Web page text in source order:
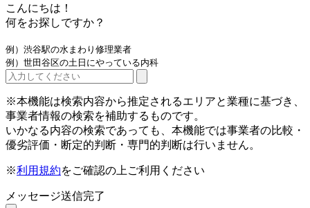
こんにちは！
何をお探しですか？
例）渋谷駅の水まわり修理業者
例）世田谷区の土日にやっている内科
※本機能は検索内容から推定されるエリアと業種に基づき、
事業者情報の検索を補助するものです。
いかなる内容の検索であっても、本機能では事業者の比較・
優劣評価・断定的判断・専門的判断は行いません。
※利用規約をご確認の上ご利用ください
メッセージ送信完了